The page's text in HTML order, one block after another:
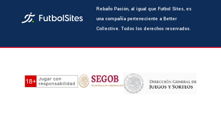
Rebaño Pasión, al igual que Futbol Sites, es
una compañía perteneciente a Better
Collective. Todos los derechos reservados.